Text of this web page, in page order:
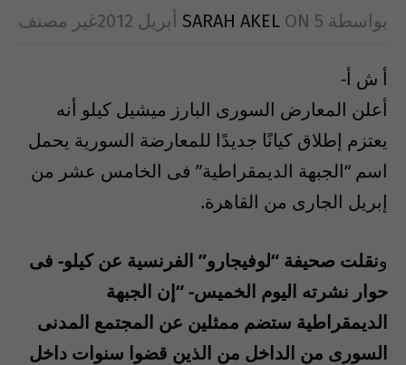
بواسطة SARAH AKEL ON 5 أبريل 2012 غير مصنف
أ ش أ-
أعلن المعارض السورى البارز ميشيل كيلو أنه
يعتزم إطلاق كيانًا جديدًا للمعارضة السورية يحمل
اسم “الجبهة الديمقراطية” فى الخامس عشر من
إبريل الجارى من القاهرة.
ونقلت صحيفة “لوفيجارو” الفرنسية عن كيلو- فى
حوار نشرته اليوم الخميس- “إن الجبهة
الديمقراطية ستضم ممثلين عن المجتمع المدنى
السورى من الداخل من الذين قضوا سنوات داخل